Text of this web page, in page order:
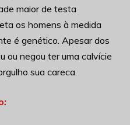
maior de testa
os homens à medida
é genético. Apesar dos
ou negou ter uma calvície
sua careca.
: